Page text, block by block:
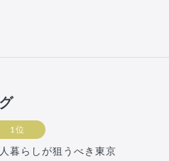
1位
暮らしが狙うべき東京